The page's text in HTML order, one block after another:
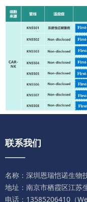
名称：深圳恩瑞恺诺生物
地址：南京市栖霞区江苏
电话：13585206410（
联系我们
——